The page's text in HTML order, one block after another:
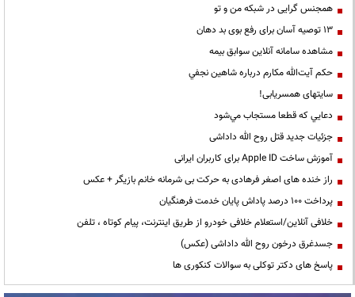
همجنس گرایی در شبکه من و تو
13 توصیه آسان برای رفع بوی بد دهان
مشاهده سامانه آنلاين سوابق بیمه
حكم آيت‌الله مكارم درباره شاهين نجفي
سایتهای همسریابی!
دعايي كه قطعا مستجاب مي‌شود
جزئیات جدید قتل روح الله داداشی
آموزش ساخت Apple ID برای کاربران ایرانی
راز خنده های اصغر فرهادی به حرکت بی شرمانه خانم بازیگر + عکس
پرداخت ۱۰۰ درصد پاداش پایان خدمت فرهنگیان
خلافی آنلاین/استعلام خلافی خودرو از طریق اینترنت، پیام کوتاه ، تلفن
جسدغرق درخون روح الله داداشی (عکس)
پاسخ های دکتر توکلی به سوالات کنکوری ها